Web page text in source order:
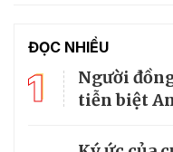
ĐỌC NHIỀU
1
Người
tiễn biệt